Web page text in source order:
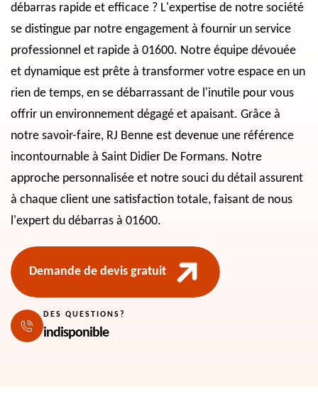
débarras rapide et efficace ? L'expertise de notre société
se distingue par notre engagement à fournir un service
professionnel et rapide à 01600. Notre équipe dévouée
et dynamique est prête à transformer votre espace en un
rien de temps, en se débarrassant de l'inutile pour vous
offrir un environnement dégagé et apaisant. Grâce à
notre savoir-faire, RJ Benne est devenue une référence
incontournable à Saint Didier De Formans. Notre
approche personnalisée et notre souci du détail assurent
à chaque client une satisfaction totale, faisant de nous
l'expert du débarras à 01600.
Demande de devis gratuit
DES QUESTIONS?
indisponible